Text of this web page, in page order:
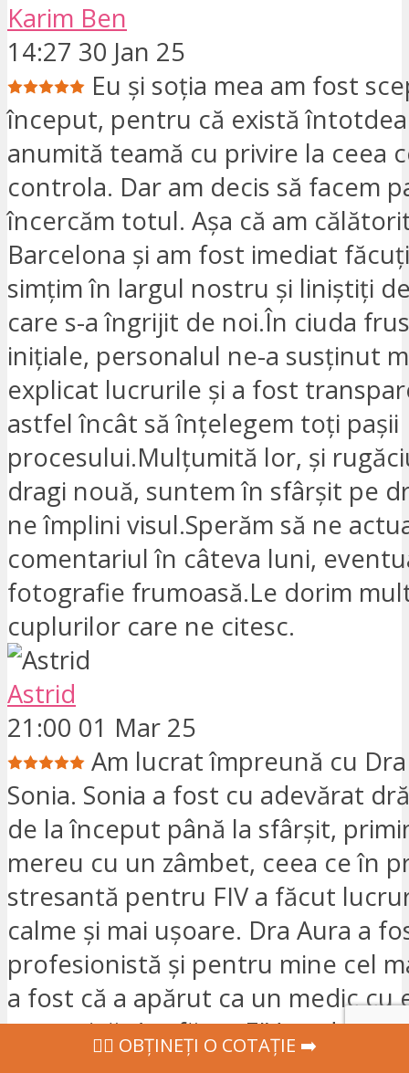
Karim Ben
14:27 30 Jan 25
Eu și soția mea am fost
început, pentru că există
anumită teamă cu privire la ceea
controla. Dar am decis să facem
încercăm totul. Așa că am
Barcelona și am fost imediat
simțim în largul nostru și liniștiți
care s-a îngrijit de noi.În ciuda
inițiale, personalul ne-a susținut
explicat lucrurile și a fost
astfel încât să înțelegem toți pașii
procesului.Mulțumită lor, și
dragi nouă, suntem în sfârșit pe
ne împlini visul.Sperăm să ne
comentariul în câteva luni,
fotografie frumoasă.Le dorim
cuplurilor care ne citesc.
Astrid
21:00 01 Mar 25
Am lucrat împreună cu
Sonia. Sonia a fost cu adevărat
de la început până la sfârșit,
mereu cu un zâmbet, ceea ce în
stresantă pentru FIV a făcut
calme și mai ușoare. Dra Aura a
profesionistă și pentru mine cel
a fost că a apărut ca un medic cu
puternică. Am făcut FIV cu
am avut noroc că acum sunt
‍👩‍⚕ OBȚINEȚI O COTAȚIE ➡️